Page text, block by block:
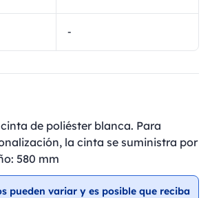
-
de poliéster blanca. Para
la cinta se suministra por
580 mm
pueden variar y es posible que reciba